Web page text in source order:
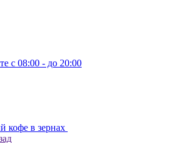
с 08:00 - до 20:00
кофе в зернах